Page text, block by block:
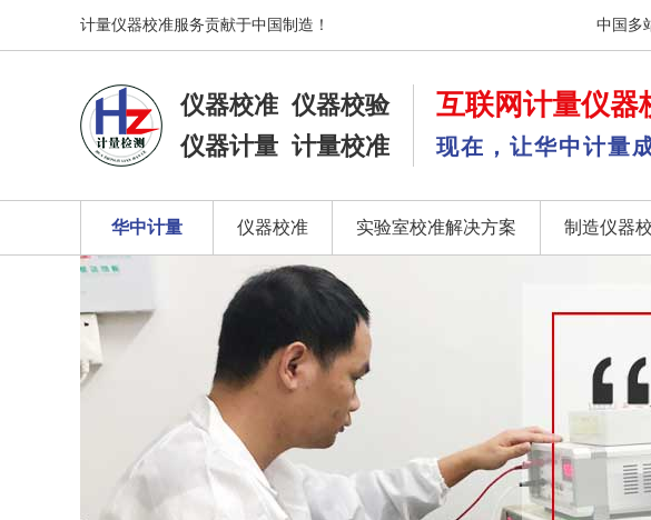
计量仪器校准服务贡献于中国制造！ 中国多
仪器校准 仪器校验
仪器计量 计量校准
互联网计量仪器
现在，让华中计量
华中计量 仪器校准 实验室校准解决方案 制造仪器